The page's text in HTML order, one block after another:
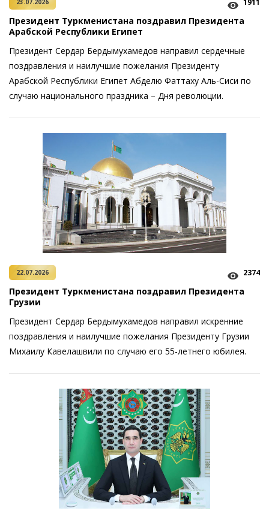
23.07.2026 1911
Президент Туркменистана поздравил Президента
Арабской Республики Египет
Президент Сердар Бердымухамедов направил сердечные
поздравления и наилучшие пожелания Президенту
Арабской Республики Египет Абделю Фаттаху Аль-Сиси по
случаю национального праздника – Дня революции.
22.07.2026 2374
Президент Туркменистана поздравил Президента
Грузии
Президент Сердар Бердымухамедов направил искренние
поздравления и наилучшие пожелания Президенту Грузии
Михаилу Кавелашвили по случаю его 55-летнего юбилея.